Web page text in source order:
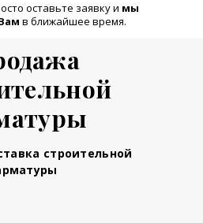
оставьте заявку и мы
в ближайшее время.
строительной